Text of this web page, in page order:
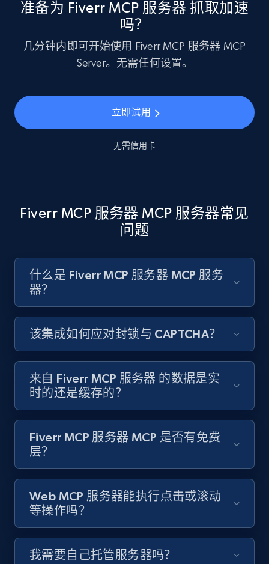
准备为 Fiverr MCP 服务器 抓取加速
吗？
几分钟内即可开始使用 Fiverr MCP 服务器 MCP
Server。无需任何设置。
立即试用
无需信用卡
Fiverr MCP 服务器 MCP 服务器常见
问题
什么是 Fiverr MCP 服务器 MCP 服务
器？
该集成如何应对封锁与 CAPTCHA？
来自 Fiverr MCP 服务器 的数据是实
时的还是缓存的？
Fiverr MCP 服务器 MCP 是否有免费
层？
Web MCP 服务器能执行点击或滚动
等操作吗？
我需要自己托管服务器吗？